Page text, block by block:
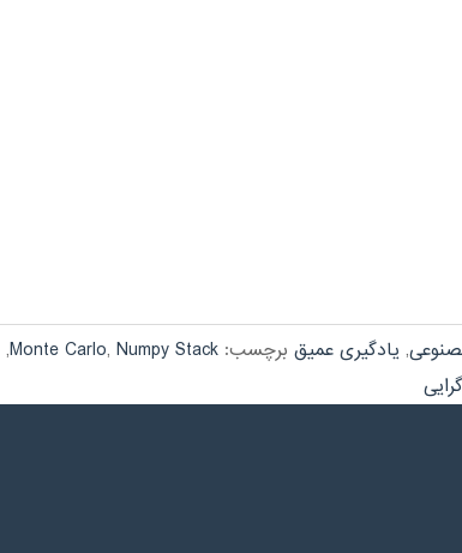
, یادگیری عمیق برچسب: Monte Carlo, Numpy Stack
,